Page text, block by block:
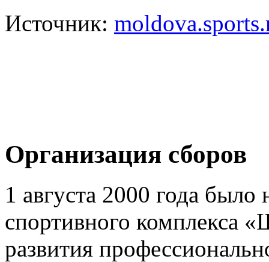
Источник:
Организация сборов
1 августа 2000 года было
спортивного комплекса
развития